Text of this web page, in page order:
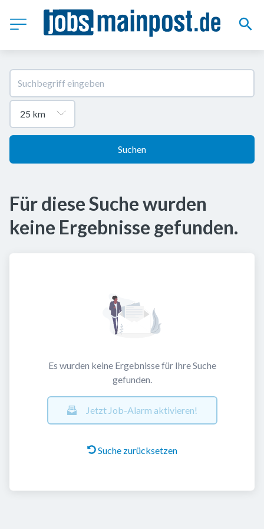
Suchen
Für diese Suche wurden
keine Ergebnisse gefunden.
Es wurden keine Ergebnisse für Ihre Suche
gefunden.
Jetzt Job-Alarm aktivieren!
Suche zurücksetzen